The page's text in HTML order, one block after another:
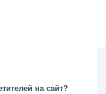
на сайт?